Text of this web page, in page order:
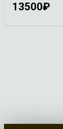
13500₽